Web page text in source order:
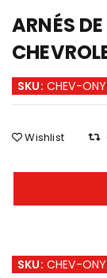
ARNÉS
SKU: CHEV-
Wishlist
SKU: CHEV-